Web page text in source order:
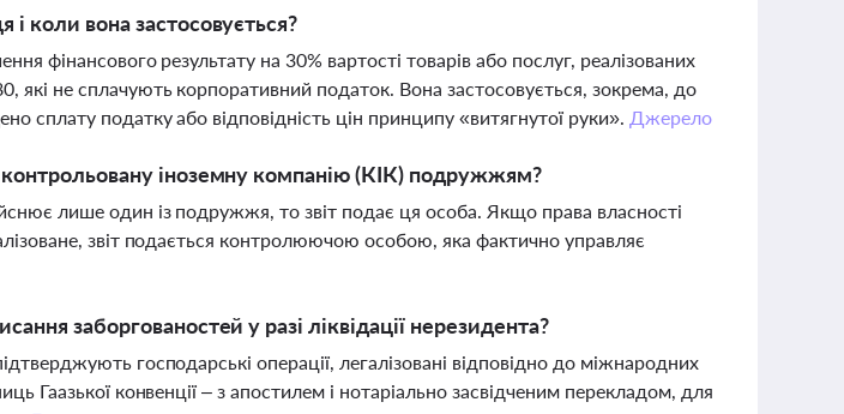
коли вона застосовується?
фінансового результату на 30% вартості товарів або послуг, реалізованих
не сплачують корпоративний податок. Вона застосовується, зокрема, до
сплату податку або відповідність цін принципу «витягнутої руки». Джерело
контрольовану іноземну компанію (КІК) подружжям?
лише один із подружжя, то звіт подає ця особа. Якщо права власності
звіт подається контролюючою особою, яка фактично управляє
заборгованостей у разі ліквідації нерезидента?
господарські операції, легалізовані відповідно до міжнародних
Гаазької конвенції – з апостилем і нотаріально засвідченим перекладом, для